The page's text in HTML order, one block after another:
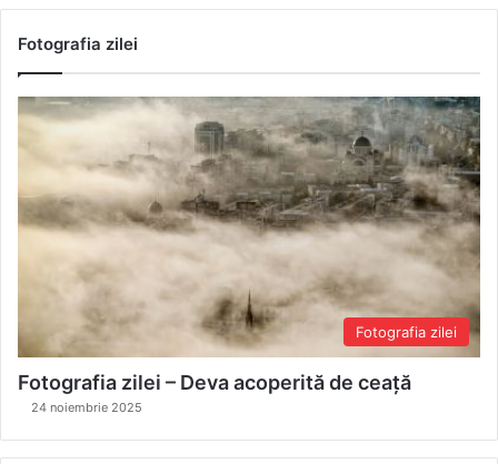
Fotografia zilei
Fotografia zilei
Fotografia zilei – Deva acoperită de ceață
24 noiembrie 2025